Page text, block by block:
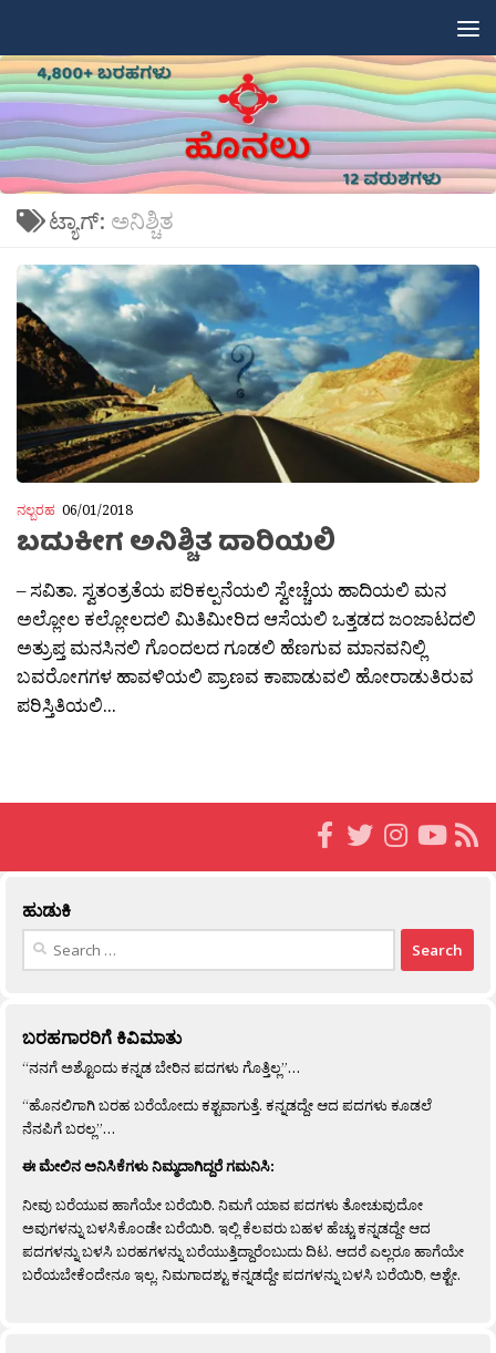
ಟ್ಯಾಗ್: ಅನಿಶ್ಚಿತ
ನಲ್ಬರಹ 06/01/2018
ಬದುಕೀಗ ಅನಿಶ್ಚಿತ ದಾರಿಯಲಿ
– ಸವಿತಾ. ಸ್ವತಂತ್ರತೆಯ ಪರಿಕಲ್ಪನೆಯಲಿ ಸ್ವೇಚ್ಚೆಯ ಹಾದಿಯಲಿ ಮನ
ಅಲ್ಲೋಲ ಕಲ್ಲೋಲದಲಿ ಮಿತಿಮೀರಿದ ಆಸೆಯಲಿ ಒತ್ತಡದ ಜಂಜಾಟದಲಿ
ಅತ್ರುಪ್ತ ಮನಸಿನಲಿ ಗೊಂದಲದ ಗೂಡಲಿ ಹೆಣಗುವ ಮಾನವನಿಲ್ಲಿ
ಬವರೋಗಗಳ ಹಾವಳಿಯಲಿ ಪ್ರಾಣವ ಕಾಪಾಡುವಲಿ ಹೋರಾಡುತಿರುವ
ಪರಿಸ್ತಿತಿಯಲಿ...
ಹುಡುಕಿ
Search
ಬರಹಗಾರರಿಗೆ ಕಿವಿಮಾತು
“ನನಗೆ ಅಶ್ಟೊಂದು ಕನ್ನಡ ಬೇರಿನ ಪದಗಳು ಗೊತ್ತಿಲ್ಲ”…
“ಹೊನಲಿಗಾಗಿ ಬರಹ ಬರೆಯೋದು ಕಶ್ಟವಾಗುತ್ತೆ. ಕನ್ನಡದ್ದೇ ಆದ ಪದಗಳು ಕೂಡಲೆ
ನೆನಪಿಗೆ ಬರಲ್ಲ”…
ಈ ಮೇಲಿನ ಅನಿಸಿಕೆಗಳು ನಿಮ್ಮದಾಗಿದ್ದರೆ ಗಮನಿಸಿ:
ನೀವು ಬರೆಯುವ ಹಾಗೆಯೇ ಬರೆಯಿರಿ. ನಿಮಗೆ ಯಾವ ಪದಗಳು ತೋಚುವುದೋ
ಅವುಗಳನ್ನು ಬಳಸಿಕೊಂಡೇ ಬರೆಯಿರಿ. ಇಲ್ಲಿ ಕೆಲವರು ಬಹಳ ಹೆಚ್ಚು ಕನ್ನಡದ್ದೇ ಆದ
ಪದಗಳನ್ನು ಬಳಸಿ ಬರಹಗಳನ್ನು ಬರೆಯುತ್ತಿದ್ದಾರೆಂಬುದು ದಿಟ. ಆದರೆ ಎಲ್ಲರೂ ಹಾಗೆಯೇ
ಬರೆಯಬೇಕೆಂದೇನೂ ಇಲ್ಲ. ನಿಮಗಾದಶ್ಟು ಕನ್ನಡದ್ದೇ ಪದಗಳನ್ನು ಬಳಸಿ ಬರೆಯಿರಿ, ಅಶ್ಟೇ.